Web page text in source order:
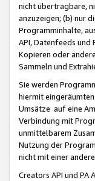
nicht übertragbare,
anzuzeigen; (b) nur
Programminhalte,
API, Datenfeeds
Kopieren oder
Sammeln und
Sie werden
hiermit
Umsätze auf eine
Verbindung mit
unmittelbarem
Nutzung der
nicht mit einer
Creators API und